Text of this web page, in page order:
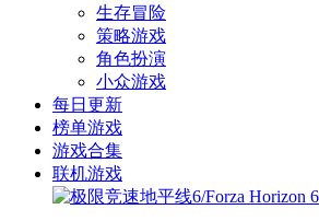
生存冒险
策略游戏
角色扮演
小众游戏
每日更新
榜单游戏
游戏合集
联机游戏